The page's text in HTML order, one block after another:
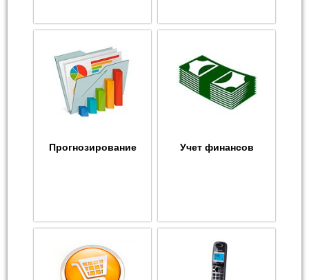
Прогнозирование Учет финансов